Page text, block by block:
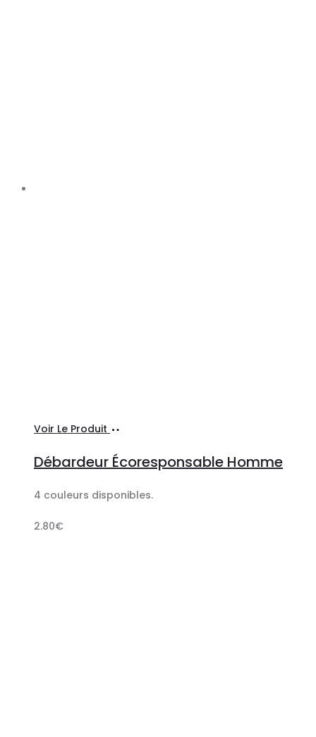
Voir Le Produit
panier
Débardeur Écoresponsable Homme
4 couleurs disponibles.
2.80€